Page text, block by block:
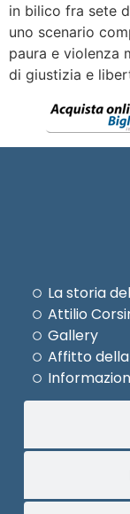
in bilico fra sete
uno scenario
paura e violenza
di giustizia e
La storia
Attilio
Gallery
Affitto